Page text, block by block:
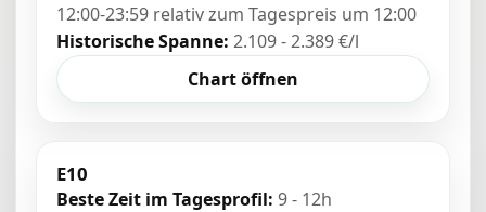
12:00-23:59 relativ zum Tagespreis um 12:00
Historische Spanne: 2.109 - 2.389 €/l
Chart öffnen
E10
Beste Zeit im Tagesprofil: 9 - 12h